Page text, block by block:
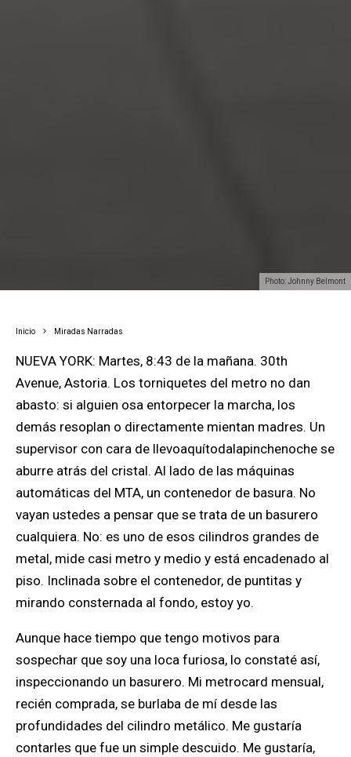
Photo: Johnny Belmont
Inicio Miradas Narradas
NUEVA YORK: Martes, 8:43 de la mañana. 30th
Avenue, Astoria. Los torniquetes del metro no dan
abasto: si alguien osa entorpecer la marcha, los
demás resoplan o directamente mientan madres. Un
supervisor con cara de llevoaquítodalapinchenoche se
aburre atrás del cristal. Al lado de las máquinas
automáticas del MTA, un contenedor de basura. No
vayan ustedes a pensar que se trata de un basurero
cualquiera. No: es uno de esos cilindros grandes de
metal, mide casi metro y medio y está encadenado al
piso. Inclinada sobre el contenedor, de puntitas y
mirando consternada al fondo, estoy yo.
Aunque hace tiempo que tengo motivos para
sospechar que soy una loca furiosa, lo constaté así,
inspeccionando un basurero. Mi metrocard mensual,
recién comprada, se burlaba de mí desde las
profundidades del cilindro metálico. Me gustaría
contarles que fue un simple descuido. Me gustaría,